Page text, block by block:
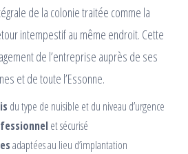
de la colonie traitée comme la
intempestif au même endroit. Cette
de l’entreprise auprès de ses
et de toute l’Essonne.
du type de nuisible et du niveau d’urgence
et sécurisé
adaptées au lieu d’implantation